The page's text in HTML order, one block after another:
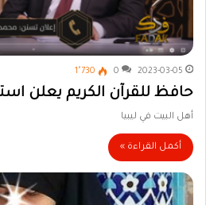
2023-03-05
0 1٬730
حافظ للقرآن الكريم يعلن
أهل البيت في ليبيا
أكمل القراءة »